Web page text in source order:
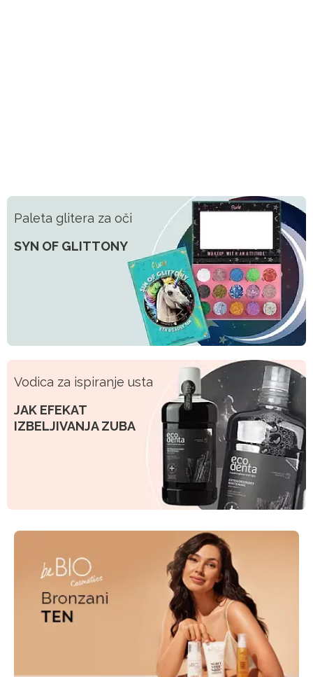
Paleta glitera za oči
SYN OF GLITTONY
Vodica za ispiranje usta
JAK EFEKAT
IZBELJIVANJA ZUBA